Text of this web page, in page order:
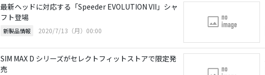
最新ヘッドに対応する「Speeder EVOLUTION VII」シャ
フト登場
新製品情報 2020/7/13（月）00:00
SIM MAX D シリーズがセレクトフィットストアで限定発
売